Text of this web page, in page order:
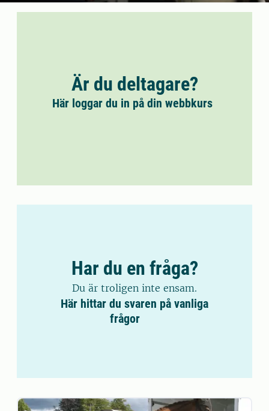
Är du deltagare?
Här loggar du in på din webbkurs
Har du en fråga?
Du är troligen inte ensam.
Här hittar du svaren på vanliga
frågor